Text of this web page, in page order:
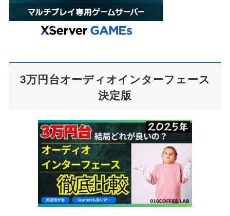
3万円台オーディオインターフェース
決定版